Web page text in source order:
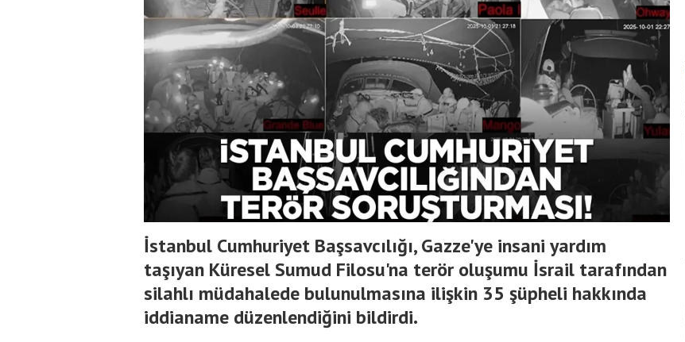
İstanbul Cumhuriyet Başsavcılığı, Gazze'ye insani yardım
taşıyan Küresel Sumud Filosu'na terör oluşumu İsrail tarafından
silahlı müdahalede bulunulmasına ilişkin 35 şüpheli hakkında
iddianame düzenlendiğini bildirdi.